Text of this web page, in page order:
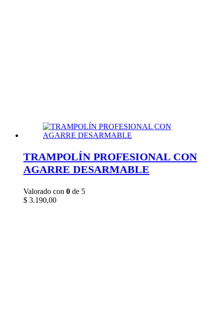
TRAMPOLÍN PROFESIONAL CON
AGARRE DESARMABLE
Valorado con 0 de 5
$ 3.190,00